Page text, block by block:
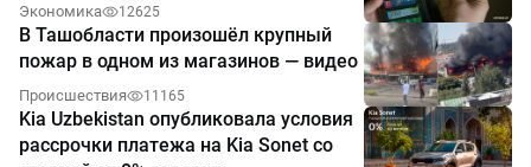
Экономика 12625
В Ташобласти произошёл крупный
пожар в одном из магазинов — видео
Происшествия 11165
Kia Uzbekistan опубликовала условия
рассрочки платежа на Kia Sonet со